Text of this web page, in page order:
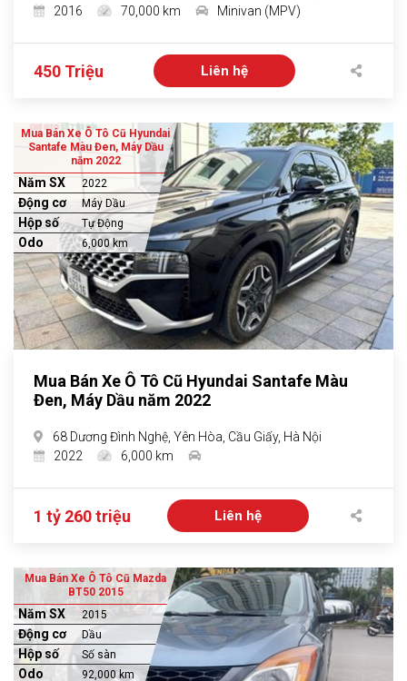
2016
70,000 km Minivan (MPV)
450 Triệu Liên hệ
Mua Bán Xe Ô Tô Cũ Hyundai
Santafe Màu Đen, Máy Dầu
năm 2022
Năm SX 2022
Động cơ Máy Dầu
Hộp số Tự Động
Odo 6,000 km
Mua Bán Xe Ô Tô Cũ Hyundai Santafe Màu
Đen, Máy Dầu năm 2022
68 Dương Đình Nghệ, Yên Hòa, Cầu Giấy, Hà Nội
2022
6,000 km
1 tỷ 260 triệu Liên hệ
Mua Bán Xe Ô Tô Cũ Mazda
BT50 2015
Năm SX 2015
Động cơ Dầu
Hộp số Số sàn
Odo 92,000 km